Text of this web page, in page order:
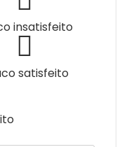
insatisfeito
satisfeito